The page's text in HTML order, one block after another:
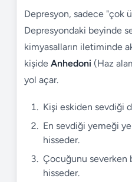
Depresyon, sadece "çok
Depresyondaki beyinde
kimyasalların iletiminde
kişide Anhedoni (Haz
yol açar.
Kişi eskiden sevdiği
En sevdiği yemeği
hisseder.
Çocuğunu severken
hisseder.